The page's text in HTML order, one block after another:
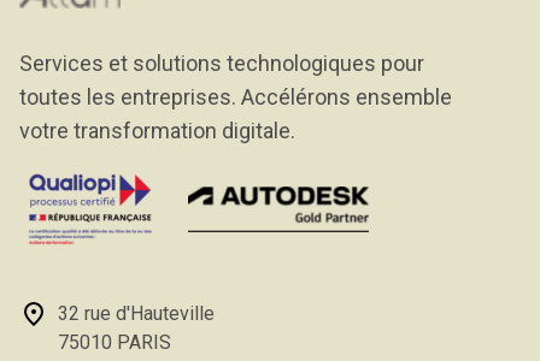
Services et solutions technologiques pour
toutes les entreprises. Accélérons ensemble
votre transformation digitale.
32 rue d'Hauteville
75010 PARIS